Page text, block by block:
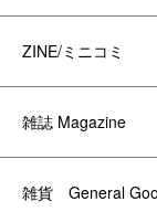
ZINE/ミニコミ
雑誌 Magazine
雑貨 General